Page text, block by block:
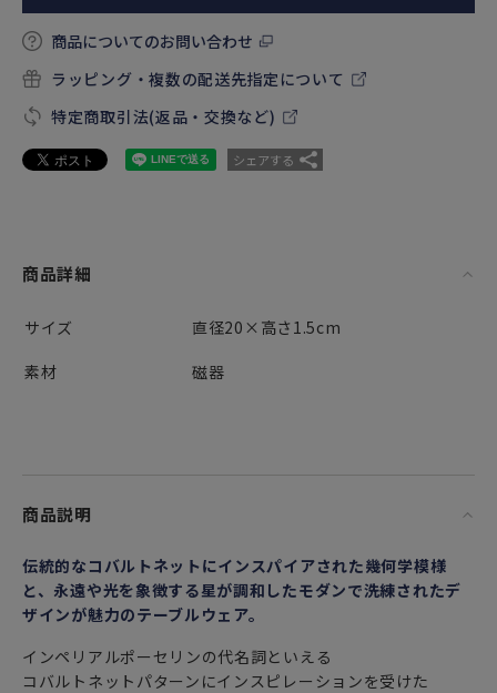
商品についてのお問い合わせ
ラッピング・複数の配送先指定について
特定商取引法(返品・交換など)
シェアする
商品詳細
サイズ
直径20×高さ1.5cm
素材
磁器
商品説明
伝統的なコバルトネットにインスパイアされた幾何学模様
と、永遠や光を象徴する星が調和したモダンで洗練されたデ
ザインが魅力のテーブルウェア。
インペリアルポーセリンの代名詞といえる
コバルトネットパターンにインスピレーションを受けた